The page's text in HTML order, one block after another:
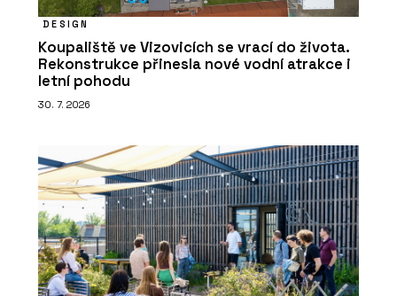
DESIGN
Koupaliště ve Vizovicích se vrací do života.
Rekonstrukce přinesla nové vodní atrakce i
letní pohodu
30. 7. 2026